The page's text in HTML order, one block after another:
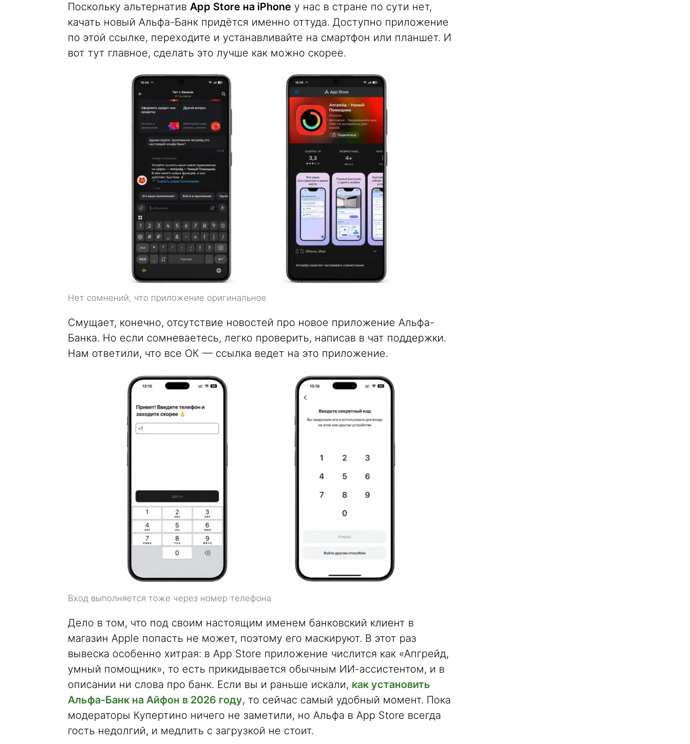
Поскольку альтернатив App Store на iPhone у нас в стране по сути нет,
качать новый Альфа-Банк придётся именно оттуда. Доступно приложение
по этой ссылке, переходите и устанавливайте на смартфон или планшет. И
вот тут главное, сделать это лучше как можно скорее.
Нет сомнений, что приложение оригинальное
Смущает, конечно, отсутствие новостей про новое приложение Альфа-
Банка. Но если сомневаетесь, легко проверить, написав в чат поддержки.
Нам ответили, что все ОК — ссылка ведет на это приложение.
Вход выполняется тоже через номер телефона
Дело в том, что под своим настоящим именем банковский клиент в
магазин Apple попасть не может, поэтому его маскируют. В этот раз
вывеска особенно хитрая: в App Store приложение числится как «Апгрейд,
умный помощник», то есть прикидывается обычным ИИ-ассистентом, и в
описании ни слова про банк. Если вы и раньше искали, как установить
Альфа-Банк на Айфон в 2026 году, то сейчас самый удобный момент. Пока
модераторы Купертино ничего не заметили, но Альфа в App Store всегда
гость недолгий, и медлить с загрузкой не стоит.